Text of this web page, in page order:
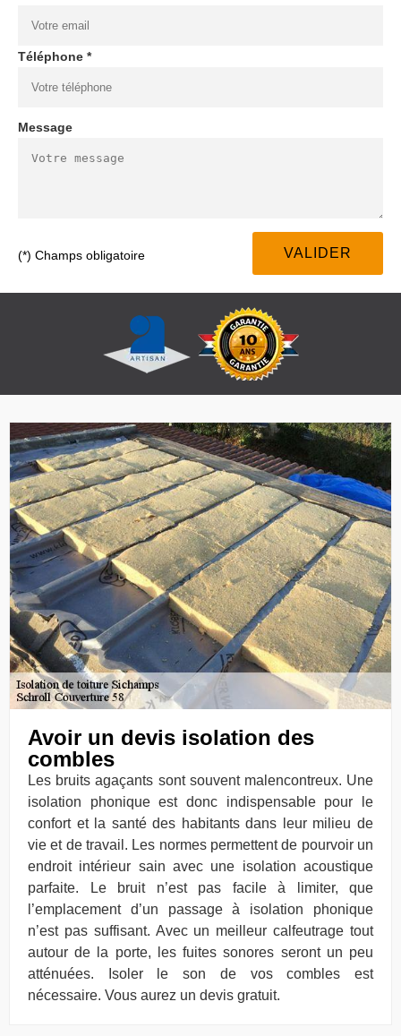
Téléphone *
Message
(*) Champs obligatoire
Avoir un devis isolation des
combles
Les bruits agaçants sont souvent malencontreux. Une
isolation phonique est donc indispensable pour le
confort et la santé des habitants dans leur milieu de
vie et de travail. Les normes permettent de pourvoir un
endroit intérieur sain avec une isolation acoustique
parfaite. Le bruit n’est pas facile à limiter, que
l’emplacement d’un passage à isolation phonique
n’est pas suffisant. Avec un meilleur calfeutrage tout
autour de la porte, les fuites sonores seront un peu
atténuées. Isoler le son de vos combles est
nécessaire. Vous aurez un devis gratuit.